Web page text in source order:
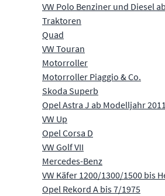
VW Polo Benziner und Diesel
Traktoren
Quad
VW Touran
Motorroller
Motorroller Piaggio & Co.
Skoda Superb
Opel Astra J ab Modelljahr 2011
VW Up
Opel Corsa D
VW Golf VII
Mercedes-Benz
VW Käfer 1200/1300/1500 bis
Opel Rekord A bis 7/1975